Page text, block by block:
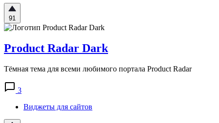
91
Product Radar Dark
Тёмная тема для всеми любимого портала Product Radar
3
Виджеты для сайтов